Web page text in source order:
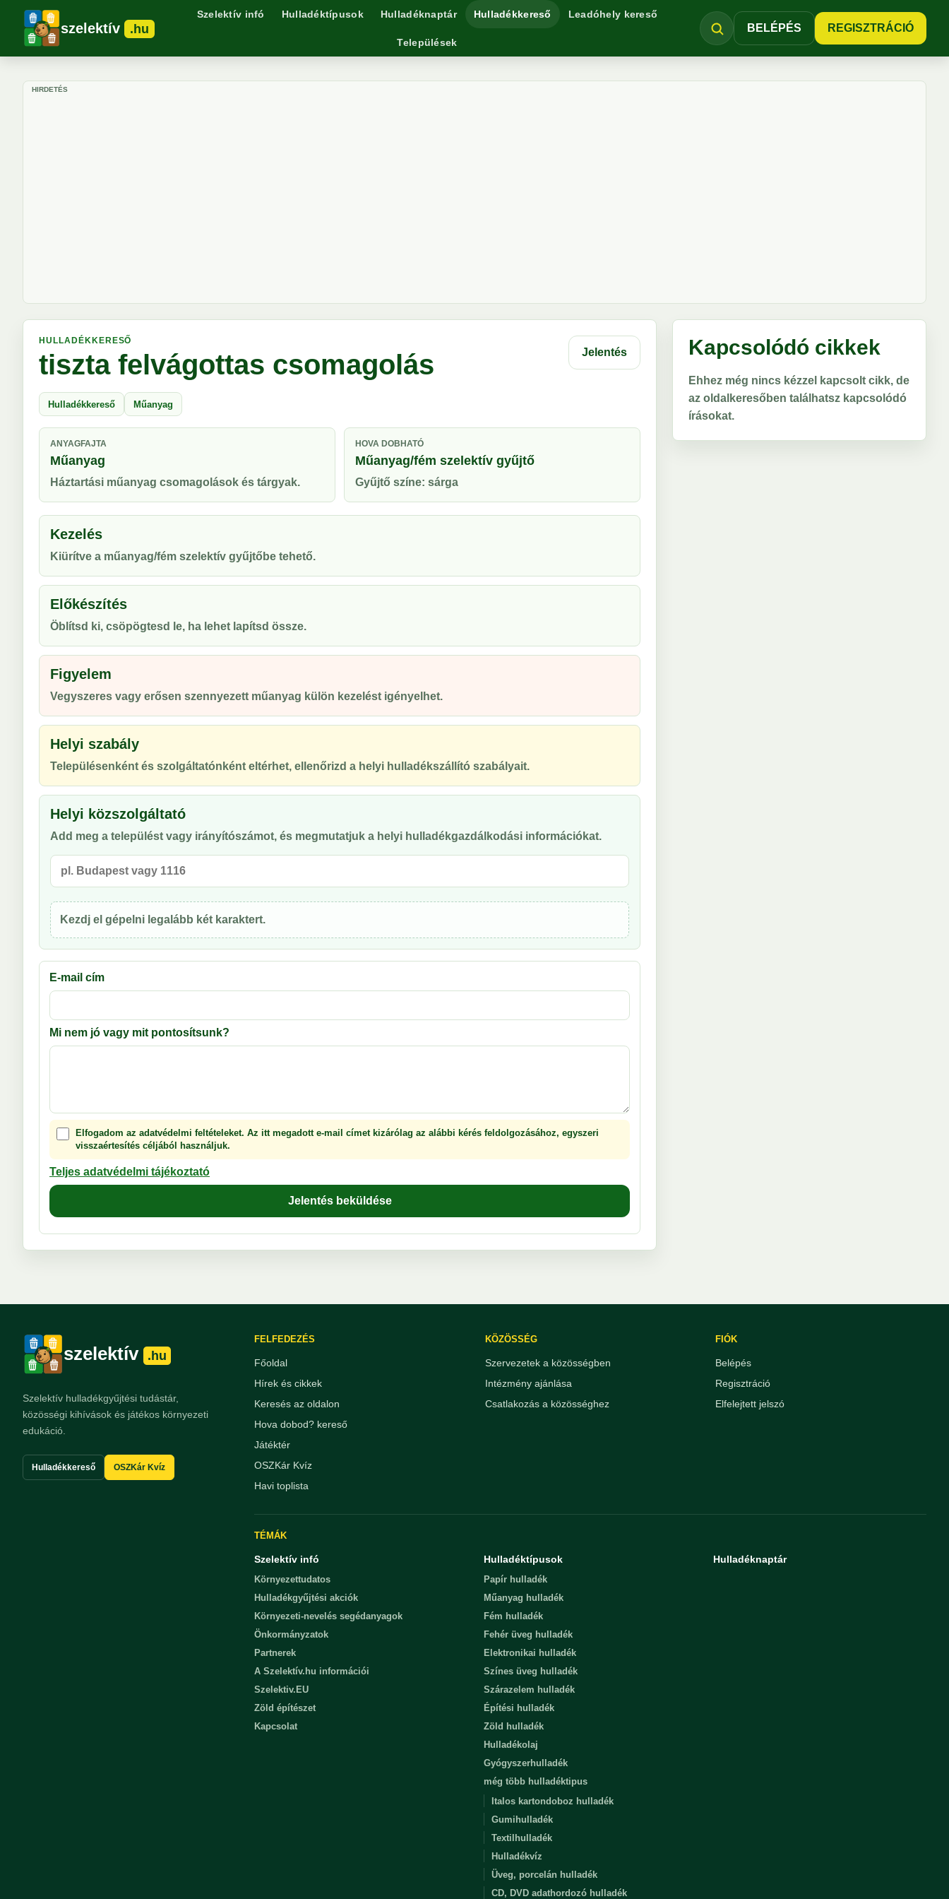
szelektív .hu
Szelektív infó Hulladéktípusok Hulladéknaptár Hulladékkereső Leadóhely kereső
Települések
BELÉPÉS REGISZTRÁCIÓ
HIRDETÉS
HULLADÉKKERESŐ
tiszta felvágottas csomagolás Jelentés
Hulladékkereső Műanyag
ANYAGFAJTA
Műanyag
Háztartási műanyag csomagolások és tárgyak.
HOVA DOBHATÓ
Műanyag/fém szelektív gyűjtő
Gyűjtő színe: sárga
Kezelés
Kiürítve a műanyag/fém szelektív gyűjtőbe tehető.
Előkészítés
Öblítsd ki, csöpögtesd le, ha lehet lapítsd össze.
Figyelem
Vegyszeres vagy erősen szennyezett műanyag külön kezelést igényelhet.
Helyi szabály
Településenként és szolgáltatónként eltérhet, ellenőrizd a helyi hulladékszállító szabályait.
Helyi közszolgáltató
Add meg a települést vagy irányítószámot, és megmutatjuk a helyi hulladékgazdálkodási információkat.
Kezdj el gépelni legalább két karaktert.
E-mail cím
Mi nem jó vagy mit pontosítsunk?
Elfogadom az adatvédelmi feltételeket. Az itt megadott e-mail címet kizárólag az alábbi kérés feldolgozásához, egyszeri
visszaértesítés céljából használjuk.
Teljes adatvédelmi tájékoztató
Jelentés beküldése
Kapcsolódó cikkek
Ehhez még nincs kézzel kapcsolt cikk, de
az oldalkeresőben találhatsz kapcsolódó
írásokat.
szelektív .hu
Szelektív hulladékgyűjtési tudástár,
közösségi kihívások és játékos környezeti
edukáció.
Hulladékkereső OSZKár Kvíz
FELFEDEZÉS
Főoldal
Hírek és cikkek
Keresés az oldalon
Hova dobod? kereső
Játéktér
OSZKár Kvíz
Havi toplista
KÖZÖSSÉG
Szervezetek a közösségben
Intézmény ajánlása
Csatlakozás a közösséghez
FIÓK
Belépés
Regisztráció
Elfelejtett jelszó
TÉMÁK
Szelektív infó
Környezettudatos
Hulladékgyűjtési akciók
Környezeti-nevelés segédanyagok
Önkormányzatok
Partnerek
A Szelektív.hu információi
Szelektiv.EU
Zöld építészet
Kapcsolat
Hulladéktípusok
Papír hulladék
Műanyag hulladék
Fém hulladék
Fehér üveg hulladék
Elektronikai hulladék
Színes üveg hulladék
Szárazelem hulladék
Építési hulladék
Zöld hulladék
Hulladékolaj
Gyógyszerhulladék
még több hulladéktipus
Italos kartondoboz hulladék
Gumihulladék
Textilhulladék
Hulladékvíz
Üveg, porcelán hulladék
CD, DVD adathordozó hulladék
Hulladéknaptár